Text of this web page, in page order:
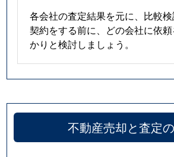
各会社の査定結果を元に、比較検
契約をする前に、どの会社に依
かりと検討しましょう。
不動産売却と査定